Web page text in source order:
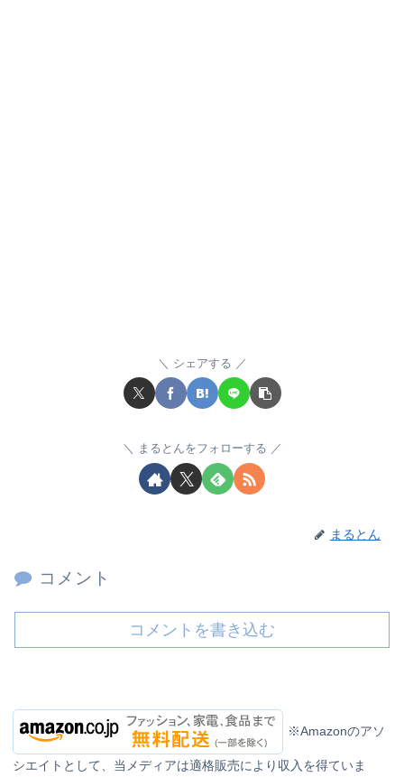
シェアする
まるとんをフォローする
まるとん
コメント
コメントを書き込む
※Amazonのアソ
シエイトとして、当メディアは適格販売により収入を得ていま